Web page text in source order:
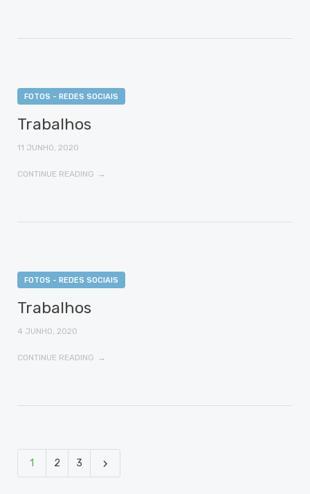
FOTOS - REDES SOCIAIS
Trabalhos
11 JUNHO, 2020
CONTINUE READING
FOTOS - REDES SOCIAIS
Trabalhos
4 JUNHO, 2020
CONTINUE READING
1 2 3